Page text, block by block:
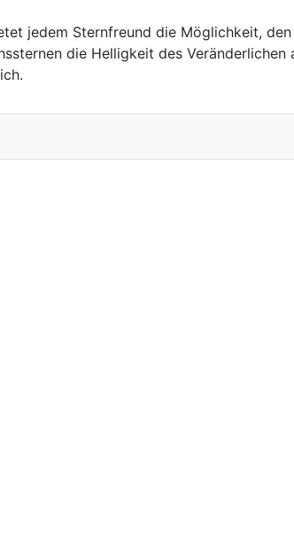
jedem Sternfreund die Möglichkeit,
die Helligkeit des